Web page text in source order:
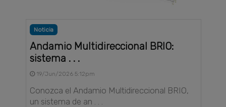
Noticia
Andamio Multidireccional BRIO:
sistema . . .
19/Jun/2026 5:12pm
Conozca el Andamio Multidireccional BRIO,
un sistema de an . . .